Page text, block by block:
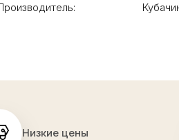
Низкие цены